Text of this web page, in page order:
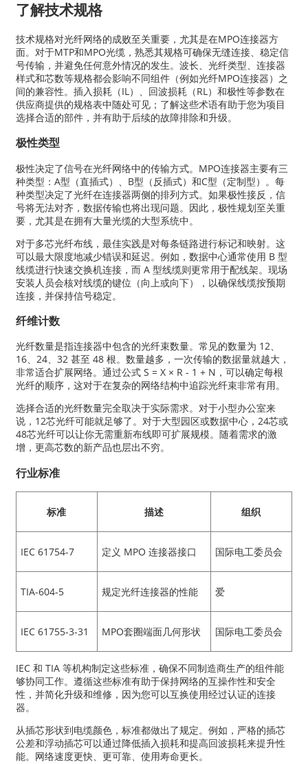
了解技术规格
技术规格对光纤网络的成败至关重要，尤其是在MPO连接器方
面。对于MTP和MPO光缆，熟悉其规格可确保无缝连接、稳定信
号传输，并避免任何意外情况的发生。波长、光纤类型、连接器
样式和芯数等规格都会影响不同组件（例如光纤MPO连接器）之
间的兼容性。插入损耗（IL）、回波损耗（RL）和极性等参数在
供应商提供的规格表中随处可见；了解这些术语有助于您为项目
选择合适的部件，并有助于后续的故障排除和升级。
极性类型
极性决定了信号在光纤网络中的传输方式。MPO连接器主要有三
种类型：A型（直插式）、B型（反插式）和C型（定制型）。每
种类型决定了光纤在连接器两侧的排列方式。如果极性接反，信
号将无法对齐，数据传输也将出现问题。因此，极性规划至关重
要，尤其是在拥有大量光缆的大型系统中。
对于多芯光纤布线，最佳实践是对每条链路进行标记和映射。这
可以最大限度地减少错误和延迟。例如，数据中心通常使用 B 型
线缆进行快速交换机连接，而 A 型线缆则更常用于配线架。现场
安装人员会核对线缆的键位（向上或向下），以确保线缆按预期
连接，并保持信号稳定。
纤维计数
光纤数量是指连接器中包含的光纤束数量。常见的数量为 12、
16、24、32 甚至 48 根。数量越多，一次传输的数据量就越大，
非常适合扩展网络。通过公式 S = X × R - 1 + N，可以确定每根
光纤的顺序，这对于在复杂的网络结构中追踪光纤束非常有用。
选择合适的光纤数量完全取决于实际需求。对于小型办公室来
说，12芯光纤可能就足够了。对于大型园区或数据中心，24芯或
48芯光纤可以让你无需重新布线即可扩展规模。随着需求的激
增，更高芯数的新产品也层出不穷。
行业标准
标准 描述 组织
IEC 61754-7 定义 MPO 连接器接口 国际电工委员会
TIA-604-5 规定光纤连接器的性能 爱
IEC 61755-3-31 MPO套圈端面几何形状 国际电工委员会
IEC 和 TIA 等机构制定这些标准，确保不同制造商生产的组件能
够协同工作。遵循这些标准有助于保持网络的互操作性和安全
性，并简化升级和维修，因为您可以互换使用经过认证的连接
器。
从插芯形状到电缆颜色，标准都做出了规定。例如，严格的插芯
公差和浮动插芯可以通过降低插入损耗和提高回波损耗来提升性
能。网络速度更快、更可靠、使用寿命更长。